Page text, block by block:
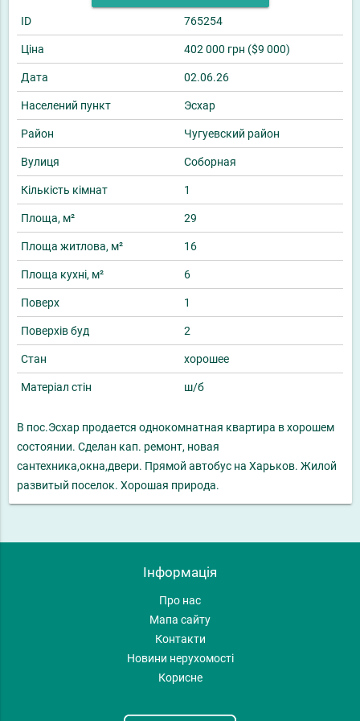
ID 765254
Ціна 402 000 грн ($9 000)
Дата 02.06.26
Населений пункт Эсхар
Район Чугуевский район
Вулиця Соборная
Кількість кімнат 1
Площа, м² 29
Площа житлова, м² 16
Площа кухні, м² 6
Поверх 1
Поверхів буд 2
Стан хорошее
Матеріал стін ш/б
В пос.Эсхар продается однокомнатная квартира в хорошем
состоянии. Сделан кап. ремонт, новая
сантехника,окна,двери. Прямой автобус на Харьков. Жилой
развитый поселок. Хорошая природа.
Інформація
Про нас
Мапа сайту
Контакти
Новини нерухомості
Корисне